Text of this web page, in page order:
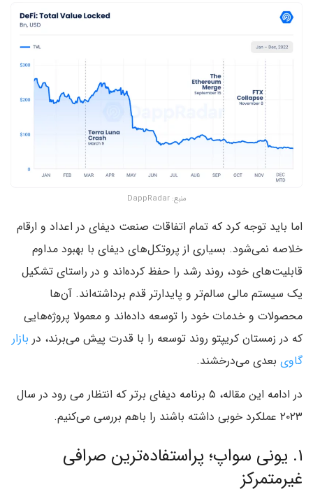
منبع:‌ DappRadar
اما باید توجه کرد که تمام اتفاقات صنعت دیفای در اعداد و ارقام
خلاصه نمی‌شود. بسیاری از پروتکل‌های دیفای با بهبود مداوم
قابلیت‌های خود، روند رشد را حفظ کرده‌اند و در راستای تشکیل
یک سیستم مالی سالم‌تر و پایدارتر قدم برداشته‌اند. آن‌ها
محصولات و خدمات خود را توسعه داده‌اند و معمولا پروژه‌هایی
که در زمستان کریپتو روند توسعه را با قدرت پیش می‌برند، در بازار
گاوی بعدی می‌درخشند.
در ادامه این مقاله، ۵ برنامه‌‌ دیفای برتر که انتظار می رود در سال
۲۰۲۳ عملکرد خوبی داشته باشند را باهم بررسی می‌کنیم.
۱. یونی سواپ؛ پراستفاده‌‌ترین صرافی
غیرمتمرکز